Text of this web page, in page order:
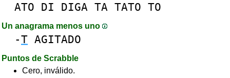
ATO DI DIGA TA TATO TO
Un anagrama menos uno
-T AGITADO
Puntos de Scrabble
Cero, inválido.